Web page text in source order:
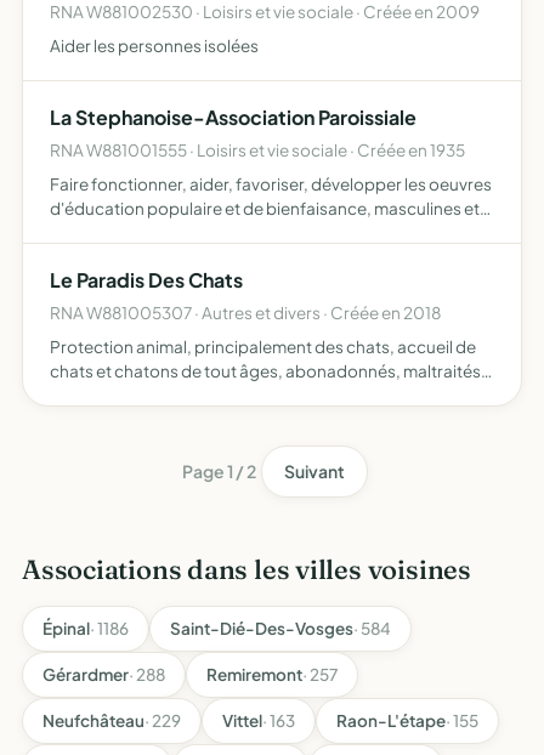
RNA W881002530 · Loisirs et vie sociale · Créée en 2009
Aider les personnes isolées
La Stephanoise-Association Paroissiale
RNA W881001555 · Loisirs et vie sociale · Créée en 1935
Faire fonctionner, aider, favoriser, développer les oeuvres
d'éducation populaire et de bienfaisance, masculines et
oeuvre…
Le Paradis Des Chats
RNA W881005307 · Autres et divers · Créée en 2018
Protection animal, principalement des chats, accueil de
chats et chatons de tout âges, abonadonnés, maltraités,
Page 1 / 2 Suivant
Associations dans les villes voisines
Épinal· 1186 Saint-Dié-Des-Vosges· 584
Gérardmer· 288 Remiremont· 257
Neufchâteau· 229 Vittel· 163 Raon-L'étape· 155